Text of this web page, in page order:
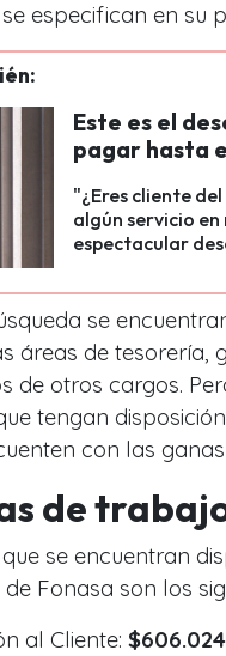
especifican en su
Este es el
pagar hasta
"¿Eres cliente
algún servicio
espectacular
se
áreas de tesorería,
de otros cargos.
tengan
con las
de
se encuentran
Fonasa son los
al Cliente: